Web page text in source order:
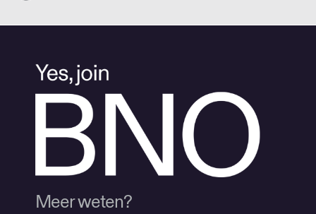
Meer weten?